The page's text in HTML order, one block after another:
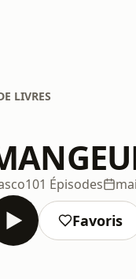
LIVRES
101 Épisodes
Favoris